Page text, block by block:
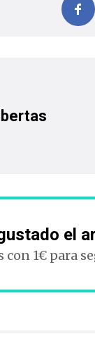
el
con 1€ para